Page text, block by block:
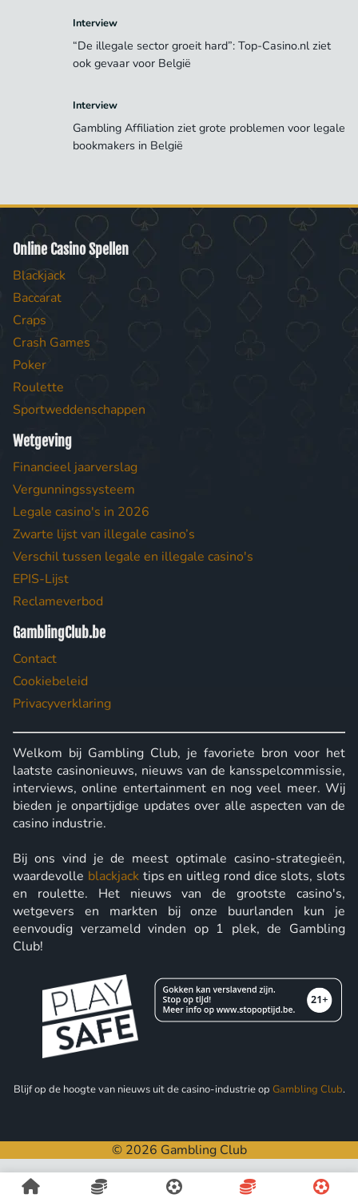
Interview
“De illegale sector groeit hard”: Top-Casino.nl ziet
ook gevaar voor België
Interview
Gambling Affiliation ziet grote problemen voor legale
bookmakers in België
Online Casino Spellen
Blackjack
Baccarat
Craps
Crash Games
Poker
Roulette
Sportweddenschappen
Wetgeving
Financieel jaarverslag
Vergunningssysteem
Legale casino's in 2026
Zwarte lijst van illegale casino’s
Verschil tussen legale en illegale casino's
EPIS-Lijst
Reclameverbod
GamblingClub.be
Contact
Cookiebeleid
Privacyverklaring
Welkom bij Gambling Club, je favoriete bron voor het
laatste casinonieuws, nieuws van de kansspelcommissie,
interviews, online entertainment en nog veel meer. Wij
bieden je onpartijdige updates over alle aspecten van de
casino industrie.
Bij ons vind je de meest optimale casino-strategieën,
waardevolle blackjacktips en uitleg rond dice slots, slots
en roulette. Het nieuws van de grootste casino's,
wetgevers en markten bij onze buurlanden kun je
eenvoudig verzameld vinden op 1 plek, de Gambling
Club!
Blijf op de hoogte van nieuws uit de casino-industrie op Gambling Club.
© 2026 Gambling Club